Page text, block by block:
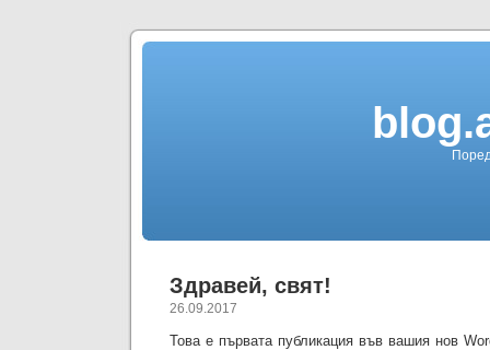
Здравей, свят!
26.09.2017
Това е първата публикация във вашия нов